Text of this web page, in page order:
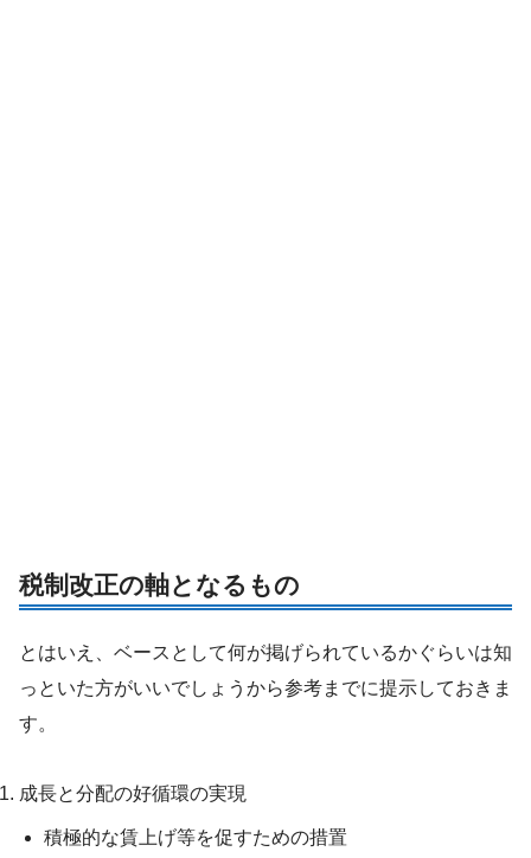
税制改正の軸となるもの
とはいえ、ベースとして何が掲げられているかぐらいは知
っといた方がいいでしょうから参考までに提示しておきま
す。
成長と分配の好循環の実現
積極的な賃上げ等を促すための措置